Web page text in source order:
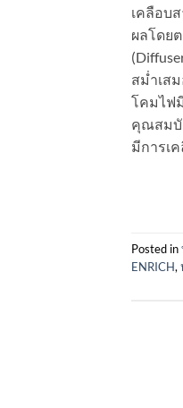
เคลือบ
ผลโดย
สม่ำเส
โคมไฟ
คุณสมบั
มีการเ
Posted in
ENRICH,